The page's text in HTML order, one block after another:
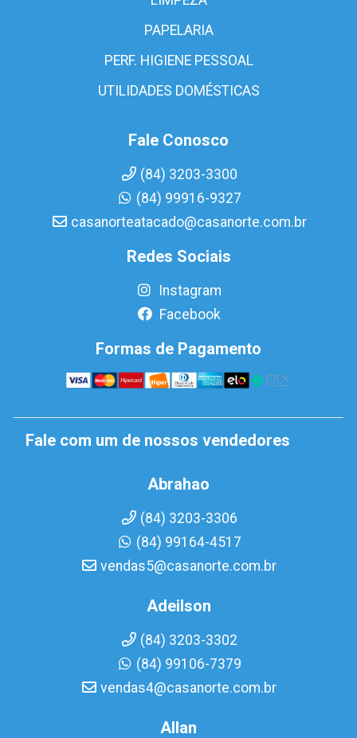
PAPELARIA
PERF. HIGIENE PESSOAL
UTILIDADES DOMÉSTICAS
Fale Conosco
(84) 3203-3300
(84) 99916-9327
casanorteatacado@casanorte.com.br
Redes Sociais
Instagram
Facebook
Formas de Pagamento
Fale com um de nossos vendedores
Abrahao
(84) 3203-3306
(84) 99164-4517
vendas5@casanorte.com.br
Adeilson
(84) 3203-3302
(84) 99106-7379
vendas4@casanorte.com.br
Allan